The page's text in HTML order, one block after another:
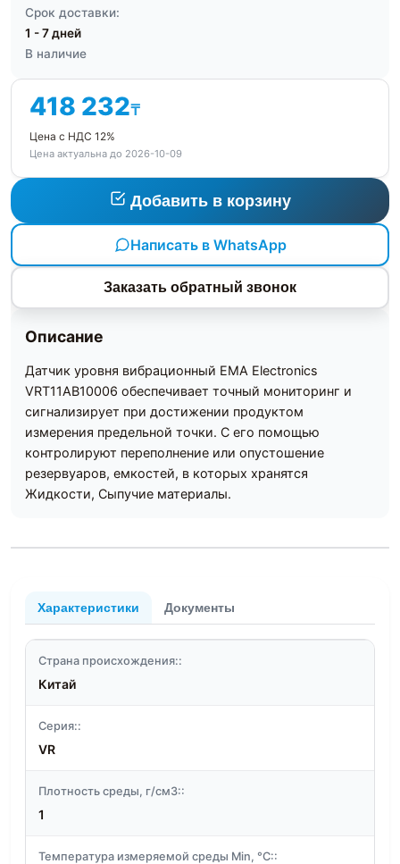
Срок доставки:
1 - 7 дней
В наличие
418 232₸
Цена с НДС 12%
Цена актуальна до 2026-10-09
Добавить в корзину
Написать в WhatsApp
Заказать обратный звонок
Описание
Датчик уровня вибрационный EMA Electronics
VRT11AB10006 обеспечивает точный мониторинг и
сигнализирует при достижении продуктом
измерения предельной точки. С его помощью
контролируют переполнение или опустошение
резервуаров, емкостей, в которых хранятся
Жидкости, Сыпучие материалы.
Характеристики Документы
Страна происхождения::
Китай
Серия::
VR
Плотность среды, г/см3::
1
Температура измеряемой среды Min, °C::